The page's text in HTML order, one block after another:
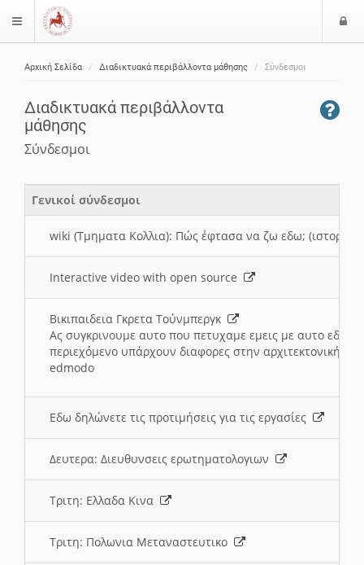
$langMenu
Αρχική Σελίδα Διαδικτυακά περιβάλλοντα μάθησης Σύνδεσμοι
Διαδικτυακά περιβάλλοντα
μάθησης
Σύνδεσμοι
Γενικοί σύνδεσμοι
wiki (Τμηματα Κολλια): Πώς έφτασα να ζω εδω; (ιστορια)
Interactive video with open source
Βικιπαιδεια Γκρετα Τούνμπεργκ
Ας συγκρινουμε αυτο που πετυχαμε εμεις με αυτο εδω
περιεχόμενο υπάρχουν διαφορες στην αρχιτεκτονική
edmodo
Εδω δηλώνετε τις προτιμήσεις για τις εργασίες
Δευτερα: Διευθυνσεις ερωτηματολογιων
Τριτη: Ελλαδα Κινα
Τριτη: Πολωνια Μεταναστευτικο